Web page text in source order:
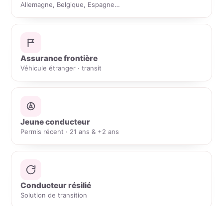
Allemagne, Belgique, Espagne…
Assurance frontière
Véhicule étranger · transit
Jeune conducteur
Permis récent · 21 ans & +2 ans
Conducteur résilié
Solution de transition